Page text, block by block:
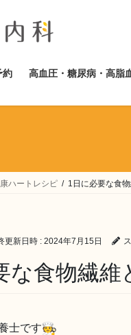
約 高血圧・糖尿病・高脂
ハートレシピ 1日に必要な食
更新日時 : 2024年7月15日
な食物繊維
士です